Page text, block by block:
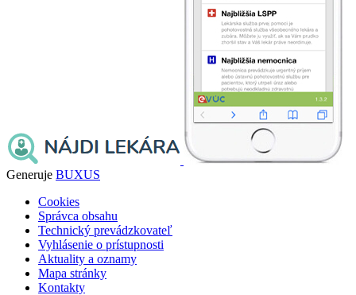
Generuje BUXUS
Cookies
Správca obsahu
Technický prevádzkovateľ
Vyhlásenie o prístupnosti
Aktuality a oznamy
Mapa stránky
Kontakty